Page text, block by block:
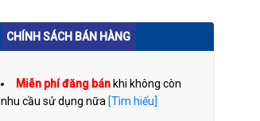
CHÍNH SÁCH BÁN HÀNG
Miễn phí đăng bán khi không còn
nhu cầu sử dụng nữa [Tìm hiểu]